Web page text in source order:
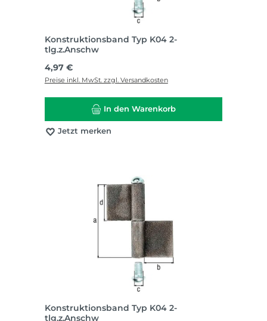
Konstruktionsband Typ K04 2-
tlg.z.Anschw
Regulärer Preis:
4,97 €
Preise inkl. MwSt. zzgl. Versandkosten
In den Warenkorb
Jetzt merken
Konstruktionsband Typ K04 2-
tlg.z.Anschw